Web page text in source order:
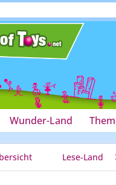
Wunder-Land
Lese-Land